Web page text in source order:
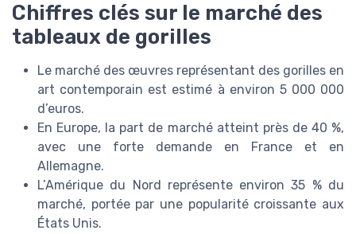
Chiffres clés sur le marché des
tableaux de gorilles
Le marché des œuvres représentant des gorilles en
art contemporain est estimé à environ 5 000 000
d’euros.
En Europe, la part de marché atteint près de 40 %,
avec une forte demande en France et en
Allemagne.
L’Amérique du Nord représente environ 35 % du
marché, portée par une popularité croissante aux
États Unis.